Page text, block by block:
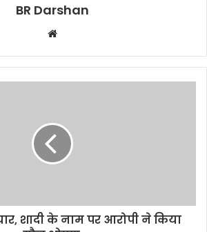
BR Darshan
b
s
e
शादी के नाम पर आरोपी ने किया